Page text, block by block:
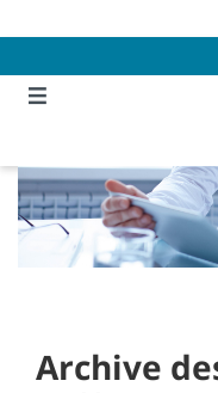
to
to
menu
Archive